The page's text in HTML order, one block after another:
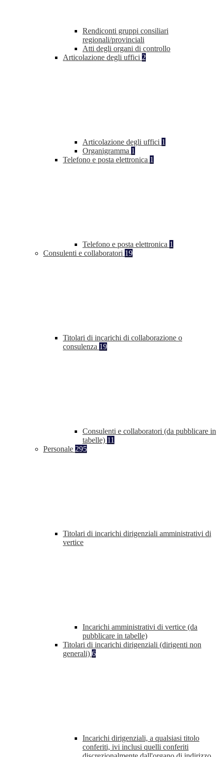
Rendiconti gruppi consiliari
regionali/provinciali
Atti degli organi di controllo
Articolazione degli uffici 2
Articolazione degli uffici 1
Organigramma 1
Telefono e posta elettronica 1
Telefono e posta elettronica 1
Consulenti e collaboratori 19
Titolari di incarichi di collaborazione o
consulenza 19
Consulenti e collaboratori (da pubblicare in
tabelle) 11
Personale 295
Titolari di incarichi dirigenziali amministrativi di
vertice
Incarichi amministrativi di vertice (da
pubblicare in tabelle)
Titolari di incarichi dirigenziali (dirigenti non
generali) 6
Incarichi dirigenziali, a qualsiasi titolo
conferiti, ivi inclusi quelli conferiti